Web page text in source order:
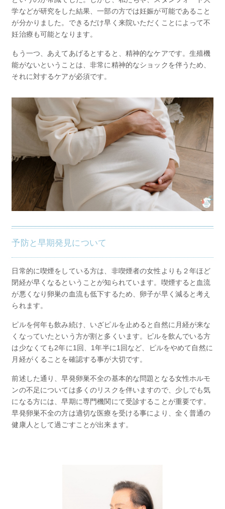
学などが研究をした結果、一部の方では妊娠が可能であること
が分かりました。できるだけ早く来院いただくことによって不
妊治療も可能となります。
もう一つ、あえてあげるとすると、精神的なケアです。生殖機
能がないということは、非常に精神的なショックを伴うため、
それに対するケアが必須です。
予防と早期発見について
日常的に喫煙をしている方は、非喫煙者の女性よりも２年ほど
閉経が早くなるということが知られています。喫煙すると血流
が悪くなり卵巣の血流も低下するため、卵子が早く減ると考え
られます。
ピルを何年も飲み続け、いざピルを止めると自然に月経が来な
くなっていたという方が割と多くいます。ピルを飲んでいる方
は少なくても2年に1回、1年半に1回など、ピルをやめて自然に
月経がくることを確認する事が大切です。
前述した通り、早発卵巣不全の基本的な問題となる女性ホルモ
ンの不足については多くのリスクを伴いますので、少しでも気
になる方には、早期に専門機関にて受診することが重要です。
早発卵巣不全の方は適切な医療を受ける事により、全く普通の
健康人として過ごすことが出来ます。